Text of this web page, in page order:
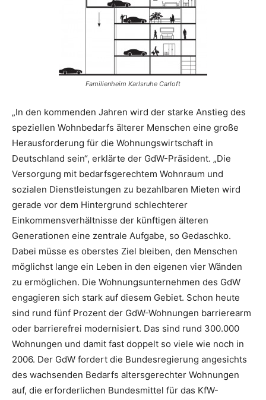
Familienheim Karlsruhe Carloft
„In den kommenden Jahren wird der starke Anstieg des
speziellen Wohnbedarfs älterer Menschen eine große
Herausforderung für die Wohnungswirtschaft in
Deutschland sein“, erklärte der GdW-Präsident. „Die
Versorgung mit bedarfsgerechtem Wohnraum und
sozialen Dienstleistungen zu bezahlbaren Mieten wird
gerade vor dem Hintergrund schlechterer
Einkommensverhältnisse der künftigen älteren
Generationen eine zentrale Aufgabe, so Gedaschko.
Dabei müsse es oberstes Ziel bleiben, den Menschen
möglichst lange ein Leben in den eigenen vier Wänden
zu ermöglichen. Die Wohnungsunternehmen des GdW
engagieren sich stark auf diesem Gebiet. Schon heute
sind rund fünf Prozent der GdW-Wohnungen barrierearm
oder barrierefrei modernisiert. Das sind rund 300.000
Wohnungen und damit fast doppelt so viele wie noch in
2006. Der GdW fordert die Bundesregierung angesichts
des wachsenden Bedarfs altersgerechter Wohnungen
auf, die erforderlichen Bundesmittel für das KfW-